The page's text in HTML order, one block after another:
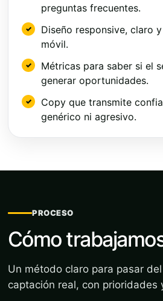
preguntas frecuentes.
Diseño responsive, claro
móvil.
Métricas para saber si el
generar oportunidades.
Copy que transmite
genérico ni agresivo.
PROCESO
Cómo
Un método claro para pasar
captación real, con prioridades